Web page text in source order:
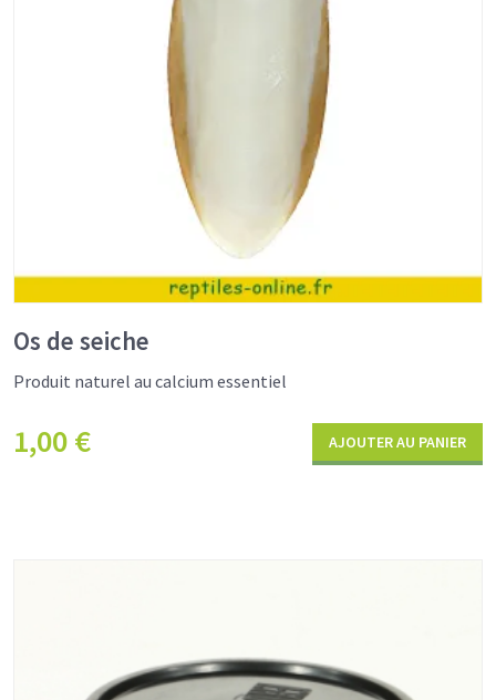
Os de seiche
Produit naturel au calcium essentiel
1,00€ AJOUTER AU PANIER